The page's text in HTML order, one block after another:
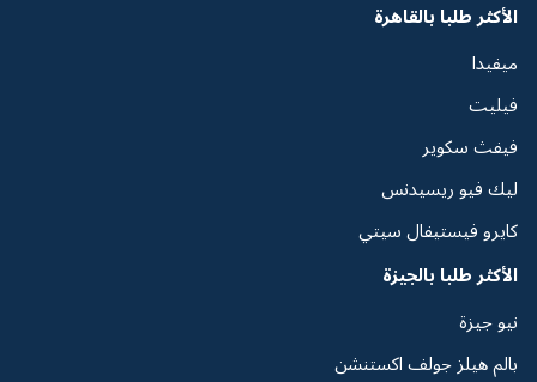
الأكثر طلبا بالقاهرة
ميفيدا
فيليت
فيفث سكوير
ليك فيو ريسيدنس
كايرو فيستيفال سيتي
الأكثر طلبا بالجيزة
نيو جيزة
بالم هيلز جولف اكستنشن